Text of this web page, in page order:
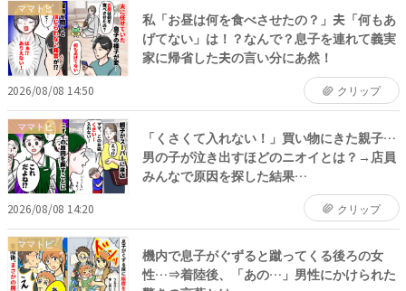
ママトピ
私「お昼は何を食べさせたの？」夫「何もあ
げてない」は！？なんで？息子を連れて義実
家に帰省した夫の言い分にあ然！
2026/08/08 14:50 クリップ
ママトピ
「くさくて入れない！」買い物にきた親子…
男の子が泣き出すほどのニオイとは？→店員
みんなで原因を探した結果…
2026/08/08 14:20 クリップ
ママトピ
機内で息子がぐずると蹴ってくる後ろの女
性…⇒着陸後、「あの…」男性にかけられた